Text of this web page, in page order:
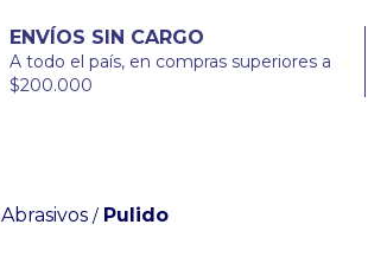
ENVÍOS SIN CARGO
A todo el país, en compras superiores a
$200.000
Abrasivos / Pulido